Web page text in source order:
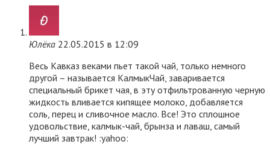
Юлёка 22.05.2015 в 12:09
Весь Кавказ веками пьет такой чай, только немного
другой – называется КалмыкЧай, заваривается
специальный брикет чая, в эту отфильтрованную черную
жидкость вливается кипящее молоко, добавляется
соль, перец и сливочное масло. Все! Это сплошное
удовольствие, калмык-чай, брынза и лаваш, самый
лучший завтрак! :yahoo: